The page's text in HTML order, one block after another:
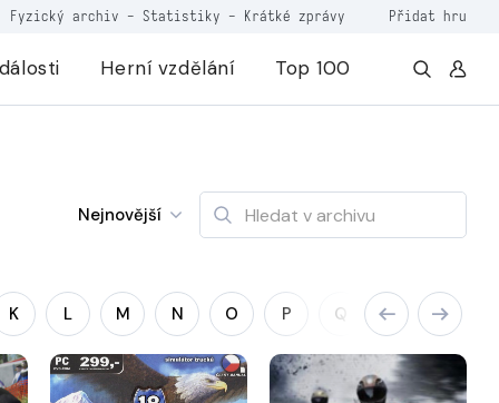
Fyzický archiv - Statistiky - Krátké zprávy Přidat hru
Herní vzdělání Top 100
Nejnovější
K L M N O P Q R S